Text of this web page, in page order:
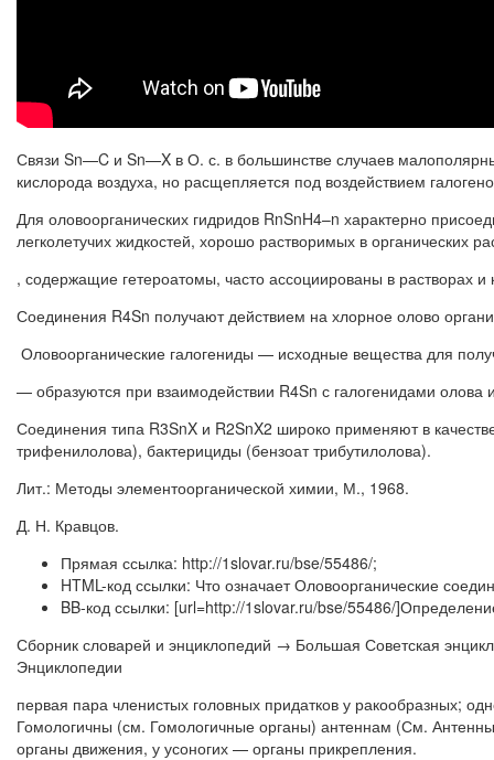
Связи Sn—C и Sn—X в О. с. в большинстве случаев
кислорода воздуха, но расщепляется под воздействием
Для оловоорганических гидридов RnSnH4–n характерно
легколетучих жидкостей, хорошо растворимых в органических
, содержащие гетероатомы, часто ассоциированы в растворах
Соединения R4Sn получают действием на хлорное олово
Оловоорганические галогениды — исходные вещества для
— образуются при взаимодействии R4Sn с галогенидами
Соединения типа R3SnX и R2SnX2 широко применяют в
трифенилолова), бактерициды (бензоат трибутилолова).
Лит.: Методы элементоорганической химии, М., 1968.
Д. Н. Кравцов.
Прямая ссылка: http://1slovar.ru/bse/55486/;
HTML-код ссылки: Что означает Оловоорганические
BB-код ссылки: [url=http://1slovar.ru/bse/55486/
Сборник словарей и энциклопедий → Большая Советская
Энциклопедии
первая пара членистых головных придатков у ракообразных;
Гомологичны (см. Гомологичные органы) антеннам (См.
органы движения, у усоногих — органы прикрепления.